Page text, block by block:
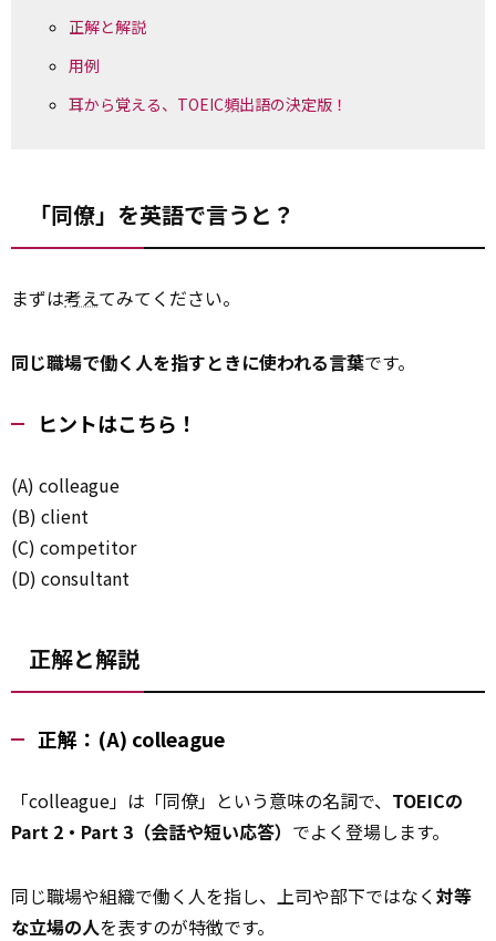
正解と解説
用例
耳から覚える、TOEIC頻出語の決定版！
「同僚」を英語で言うと？
まずは考えてみてください。
同じ職場で働く人を指すときに使われる言葉です。
ヒントはこちら！
(A) colleague
(B) client
(C) competitor
(D) consultant
正解と解説
正解：(A) colleague
「colleague」は「同僚」という意味の名詞で、 TOEICの
Part 2・Part 3（会話や短い応答） でよく登場します。
同じ職場や組織で働く人を指し、上司や部下ではなく対等
な立場の人を表すのが特徴です。